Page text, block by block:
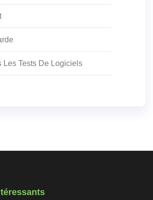
Les Tests De Logiciels